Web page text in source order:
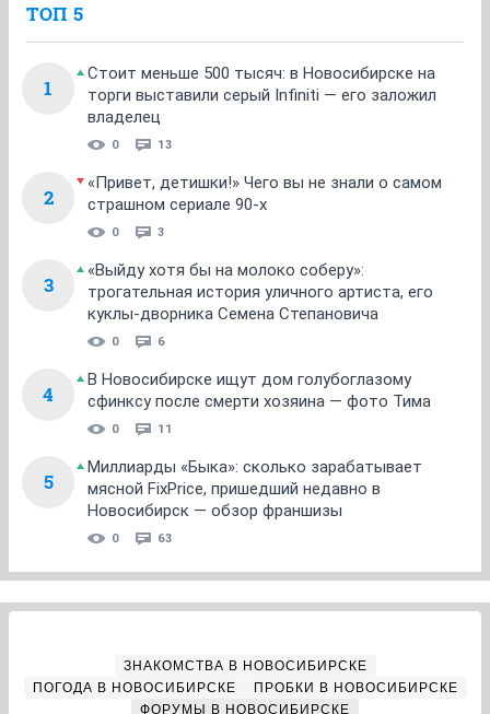
ТОП 5
1
Стоит меньше 500 тысяч: в Новосибирске на
торги выставили серый Infiniti — его заложил
владелец
0 13
2
«Привет, детишки!» Чего вы не знали о самом
страшном сериале 90-х
0 3
3
«Выйду хотя бы на молоко соберу»:
трогательная история уличного артиста, его
куклы-дворника Семена Степановича
0 6
4
В Новосибирске ищут дом голубоглазому
сфинксу после смерти хозяина — фото Тима
0 11
5
Миллиарды «Быка»: сколько зарабатывает
мясной FixPrice, пришедший недавно в
Новосибирск — обзор франшизы
0 63
ЗНАКОМСТВА В НОВОСИБИРСКЕ
ПОГОДА В НОВОСИБИРСКЕ
ПРОБКИ В НОВОСИБИРСКЕ
ФОРУМЫ В НОВОСИБИРСКЕ